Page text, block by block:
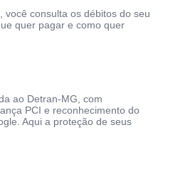
você consulta os débitos do seu
quer pagar e como quer
ao Detran-MG, com
PCI e reconhecimento do
Aqui a proteção de seus